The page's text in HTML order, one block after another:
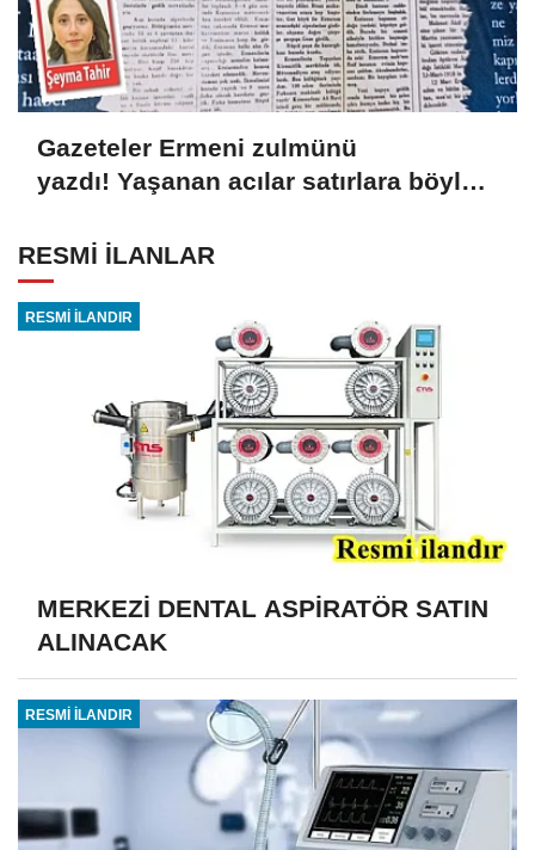
Gazeteler Ermeni zulmünü
yazdı! Yaşanan acılar satırlara böyle
RESMİ İLANLAR
RESMİ İLANDIR
MERKEZİ DENTAL ASPİRATÖR SATIN
ALINACAK
RESMİ İLANDIR